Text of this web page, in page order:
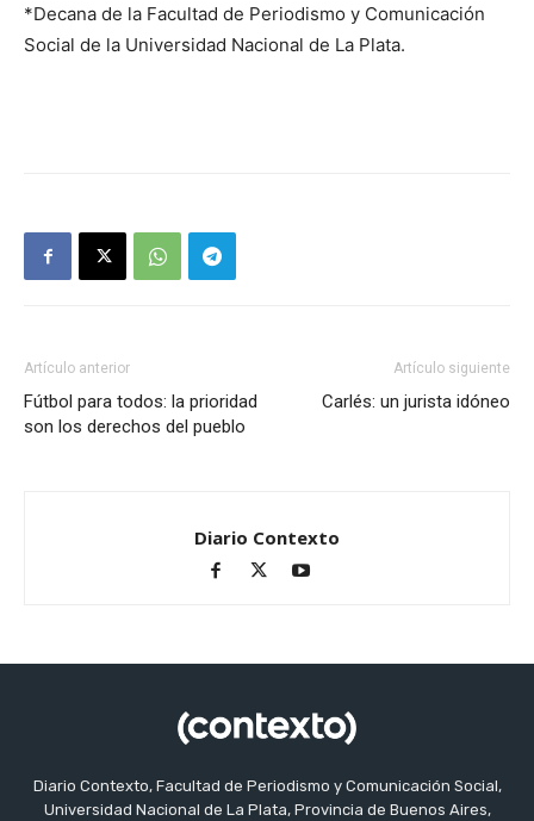
*Decana de la Facultad de Periodismo y Comunicación
Social de la Universidad Nacional de La Plata.
Artículo anterior
Fútbol para todos: la prioridad
son los derechos del pueblo
Artículo siguiente
Carlés: un jurista idóneo
Diario Contexto
Diario Contexto, Facultad de Periodismo y Comunicación Social,
Universidad Nacional de La Plata, Provincia de Buenos Aires,